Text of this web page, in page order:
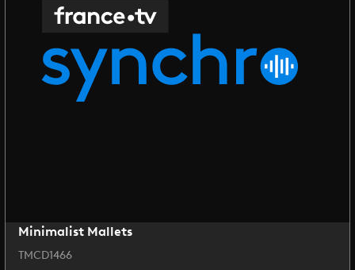
Minimalist Mallets
TMCD1466